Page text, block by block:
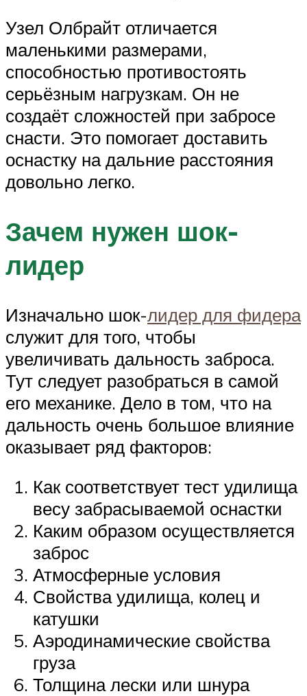
Узел Олбрайт отличается
маленькими размерами,
способностью противостоять
серьёзным нагрузкам. Он не
создаёт сложностей при забросе
снасти. Это помогает доставить
оснастку на дальние расстояния
довольно легко.
Зачем нужен шок-
лидер
Изначально шок-лидер для фидера
служит для того, чтобы
увеличивать дальность заброса.
Тут следует разобраться в самой
его механике. Дело в том, что на
дальность очень большое влияние
оказывает ряд факторов:
Как соответствует тест удилища
весу забрасываемой оснастки
Каким образом осуществляется
заброс
Атмосферные условия
Свойства удилища, колец и
катушки
Аэродинамические свойства
груза
Толщина лески или шнура